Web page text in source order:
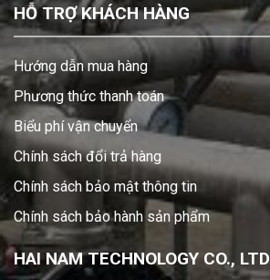
HỖ TRỢ KHÁCH HÀNG
Hướng dẫn mua hàng
Phương thức thanh toán
Biểu phí vận chuyển
Chính sách đổi trả hàng
Chính sách bảo mật thông tin
Chính sách bảo hành sản phẩm
HAI NAM TECHNOLOGY CO., LTD